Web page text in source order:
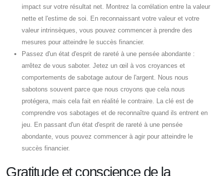
impact sur votre résultat net. Montrez la corrélation entre la valeur
nette et l'estime de soi. En reconnaissant votre valeur et votre
valeur intrinsèques, vous pouvez commencer à prendre des
mesures pour atteindre le succès financier.
Passez d'un état d'esprit de rareté à une pensée abondante :
arrêtez de vous saboter. Jetez un œil à vos croyances et
comportements de sabotage autour de l'argent. Nous nous
sabotons souvent parce que nous croyons que cela nous
protégera, mais cela fait en réalité le contraire. La clé est de
comprendre vos sabotages et de reconnaître quand ils entrent en
jeu. En passant d'un état d'esprit de rareté à une pensée
abondante, vous pouvez commencer à agir pour atteindre le
succès financier.
Gratitude et conscience de la